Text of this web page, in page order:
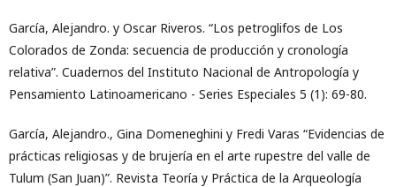
García, Alejandro. y Oscar Riveros. “Los petroglifos de Los
Colorados de Zonda: secuencia de producción y cronología
relativa”. Cuadernos del Instituto Nacional de Antropología y
Pensamiento Latinoamericano - Series Especiales 5 (1): 69-80.
García, Alejandro., Gina Domeneghini y Fredi Varas “Evidencias de
prácticas religiosas y de brujería en el arte rupestre del valle de
Tulum (San Juan)”. Revista Teoría y Práctica de la Arqueología